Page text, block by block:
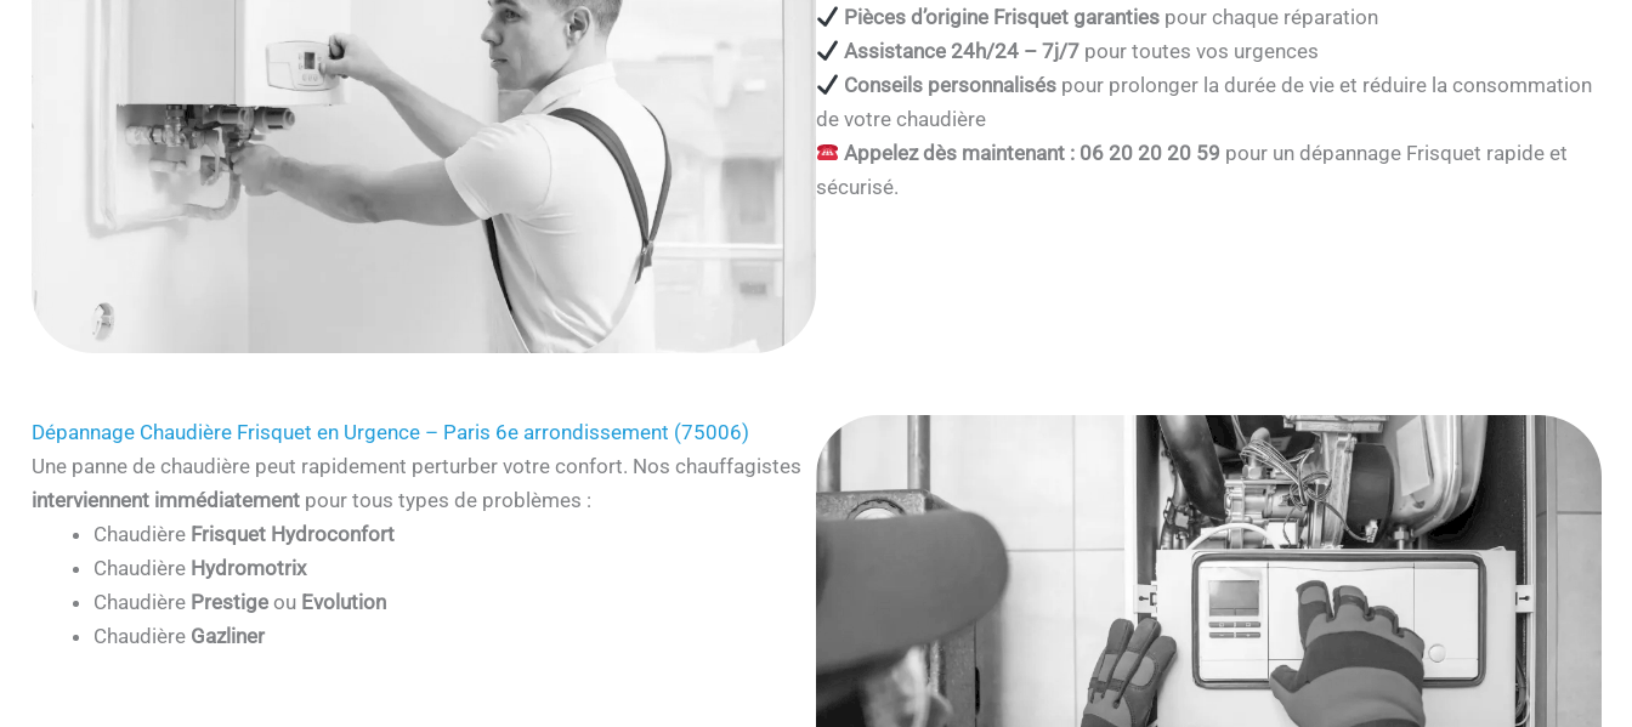
Pièces d’origine Frisquet garanties pour chaque réparation
Assistance 24h/24 – 7j/7 pour toutes vos urgences
Conseils personnalisés pour prolonger la durée de vie et réduire la consommation
de votre chaudière
Appelez dès maintenant : 06 20 20 20 59 pour un dépannage Frisquet rapide et
sécurisé.
Dépannage Chaudière Frisquet en Urgence – Paris 6e arrondissement (75006)
Une panne de chaudière peut rapidement perturber votre confort. Nos chauffagistes
interviennent immédiatementpour tous types de problèmes :
Chaudière Frisquet Hydroconfort
Chaudière Hydromotrix
Chaudière Prestigeou Evolution
Chaudière Gazliner